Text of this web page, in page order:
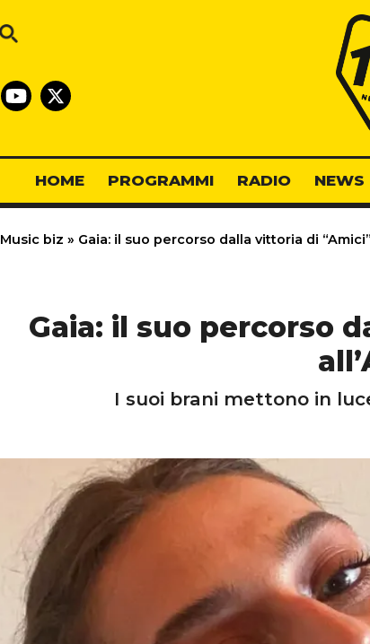
HOME PROGRAMMI RADIO NEWS
Music biz » Gaia: il suo percorso dalla vittoria di
Gaia: il suo percorso
I suoi brani mettono in